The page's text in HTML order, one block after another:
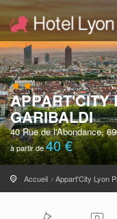
APPART'CITY
GARIBALDI
40 Rue de l'Abondance,
à partir de40 €
Accueil Appart'City Lyon